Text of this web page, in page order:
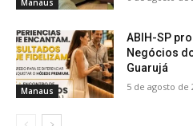
Manaus
ABIH-SP
Negócios
Guarujá
5 de agosto de